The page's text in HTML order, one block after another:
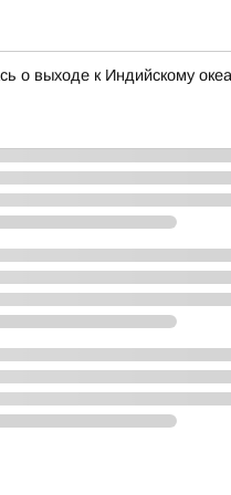
о выходе к Индийскому